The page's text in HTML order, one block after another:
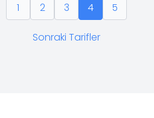
1 2 3 4 5
Sonraki Tarifler